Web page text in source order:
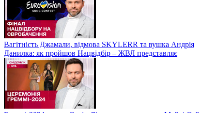
Вагітність Джамали, відмова SKYLERR та вушка Андрія
Данилка: як пройшов Нацвідбір – ЖВЛ представляє